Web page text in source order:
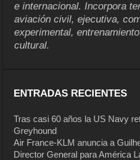
e internacional. Incorpora
aviación civil, ejecutiva,
experimental,
cultural.
ENTRADAS RECIENTES
Tras casi 60 años la US Navy
Greyhound
Air France-KLM anuncia a
Director General para América